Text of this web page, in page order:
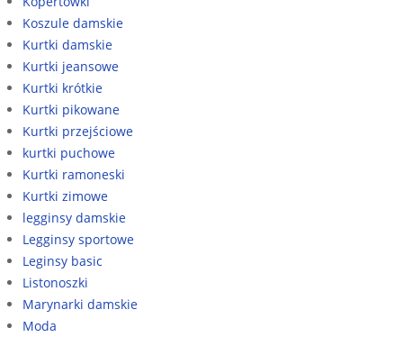
Koszule damskie
Kurtki damskie
Kurtki jeansowe
Kurtki krótkie
Kurtki pikowane
Kurtki przejściowe
kurtki puchowe
Kurtki ramoneski
Kurtki zimowe
legginsy damskie
Legginsy sportowe
Leginsy basic
Listonoszki
Marynarki damskie
Moda